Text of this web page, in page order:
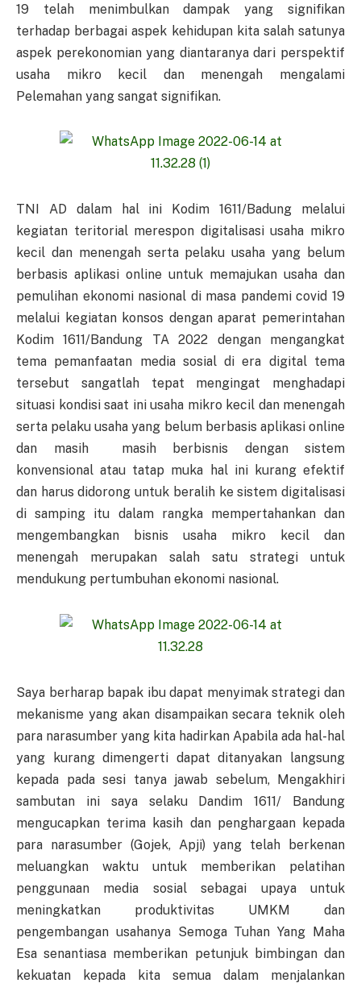
19 telah menimbulkan dampak yang signifikan
terhadap berbagai aspek kehidupan kita salah satunya
aspek perekonomian yang diantaranya dari perspektif
usaha mikro kecil dan menengah mengalami
Pelemahan yang sangat signifikan.
TNI AD dalam hal ini Kodim 1611/Badung melalui
kegiatan teritorial merespon digitalisasi usaha mikro
kecil dan menengah serta pelaku usaha yang belum
berbasis aplikasi online untuk memajukan usaha dan
pemulihan ekonomi nasional di masa pandemi covid 19
melalui kegiatan konsos dengan aparat pemerintahan
Kodim 1611/Bandung TA 2022 dengan mengangkat
tema pemanfaatan media sosial di era digital tema
tersebut sangatlah tepat mengingat menghadapi
situasi kondisi saat ini usaha mikro kecil dan menengah
serta pelaku usaha yang belum berbasis aplikasi online
dan masih masih berbisnis dengan sistem
konvensional atau tatap muka hal ini kurang efektif
dan harus didorong untuk beralih ke sistem digitalisasi
di samping itu dalam rangka mempertahankan dan
mengembangkan bisnis usaha mikro kecil dan
menengah merupakan salah satu strategi untuk
mendukung pertumbuhan ekonomi nasional.
Saya berharap bapak ibu dapat menyimak strategi dan
mekanisme yang akan disampaikan secara teknik oleh
para narasumber yang kita hadirkan Apabila ada hal-hal
yang kurang dimengerti dapat ditanyakan langsung
kepada pada sesi tanya jawab sebelum, Mengakhiri
sambutan ini saya selaku Dandim 1611/ Bandung
mengucapkan terima kasih dan penghargaan kepada
para narasumber (Gojek, Apji) yang telah berkenan
meluangkan waktu untuk memberikan pelatihan
penggunaan media sosial sebagai upaya untuk
meningkatkan produktivitas UMKM dan
pengembangan usahanya Semoga Tuhan Yang Maha
Esa senantiasa memberikan petunjuk bimbingan dan
kekuatan kepada kita semua dalam menjalankan